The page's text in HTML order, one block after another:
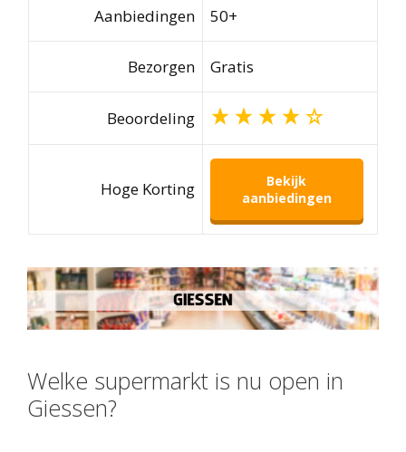
Aanbiedingen 50+
Bezorgen Gratis
Beoordeling
Hoge Korting
Bekijk
aanbiedingen
Welke supermarkt is nu open in
Giessen?